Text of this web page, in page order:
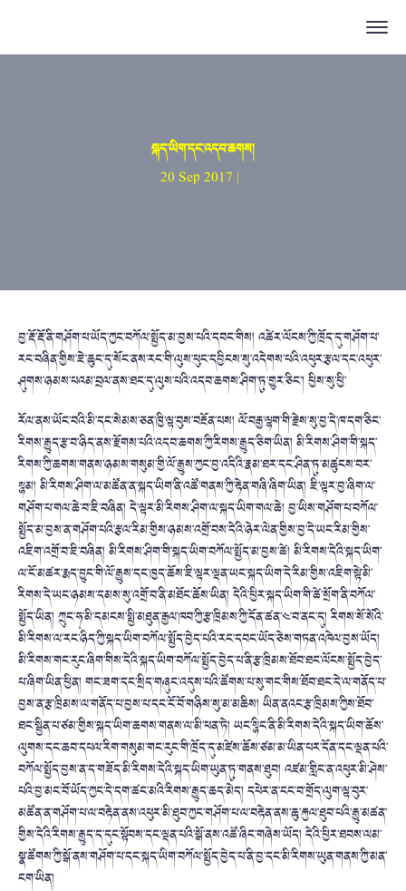
སྐད་ཡིག་དང་འདབ་ཆགས།
20 Sep 2017 |
བྱ་རྡོ་རྡོ་ནི་གཤོག་པ་ཡོད་ཀྱང་བཀོལ་སྤྱོད་མ་བྱས་པའི་དབང་གིས། འཚེར་ལོངས་ཀྱི་ཁྲོད་དུ་གཤོག་པ་
རང་བཞིན་གྱིས་ཇེ་ཆུང་དུ་སོང་ནས་རང་གི་ལུས་ཕུང་དབྱིངས་སུ་འདེགས་པའི་འཕུར་རྩལ་དང་འཕུར་
ཤུགས་ཉམས་པའམ་བྲལ་ནས་ཐང་དུ་ལུས་པའི་འདབ་ཆགས་ཤིག་ཏུ་གྱུར་ཅིང་། ཕྱིས་སུ་ཕྱི་
རོལ་ནས་ཡོང་བའི་མི་དང་སེམས་ཅན་ཁྱི་ལྟ་བུས་བརྔོན་པས། ལོ་བརྒྱ་ལྷག་གི་རྗེས་སུ་བྱ་དེ་ཁ་དག་ཅིང་
རིགས་རྒྱུད་རྩ་བ་ཉིད་ནས་རྫོགས་པའི་འདབ་ཆགས་ཀྱི་རིགས་རྒྱུད་ཅིག་ཡིན། མི་རིགས་ཤིག་གི་སྐད་
རིགས་ཀྱི་ཆགས་གནས་ཉམས་གསུམ་གྱི་ལོ་རྒྱུས་ཀྱང་བྱ་འདིའི་རྣམ་ཐར་དང་ཤིན་ཏུ་མཚུངས་བར་
སྙམ། མི་རིགས་ཤིག་ལ་མཚོན་ན་སྐད་ཡིག་ནི་འཚོ་གནས་ཀྱི་རྟེན་གཞི་ཞིག་ཡིན། ཇི་ལྟར་བྱ་ཞིག་ལ་
གཤོག་པ་གལ་ཆེ་བ་ཇི་བཞིན། དེ་ལྟར་མི་རིགས་ཤིག་ལ་སྐད་ཡིག་གལ་ཆེ། བྱ་ཡིས་གཤོག་པ་བཀོལ་
སྤྱོད་མ་བྱས་ན་གཤོག་པའི་རྩལ་རིམ་གྱིས་ཉམས་འགྲོ་བས་དེའི་ཉེར་ལེན་གྱིས་བྱ་དེ་ཡང་རིམ་གྱིས་
འཇིག་འགྲོ་བ་ཇི་བཞིན། མི་རིགས་ཤིག་གི་སྐད་ཡིག་བཀོལ་སྤྱོད་མ་བྱས་ཚེ། མི་རིགས་དེའི་སྐད་ཡིག་
ལ་ངོ་མཚར་རྨད་བྱུང་གི་ལོ་རྒྱུས་དང་ཁྱད་ཆོས་ཇི་ལྟར་ལྡན་ཡང་སྐད་ཡིག་དེ་རིམ་གྱིས་འཇིག་སྟེ་མི་
རིགས་དེ་ཡང་ཉམས་དམས་སུ་འགྲོ་བ་ནི་མཐོང་ཆོས་ཡིན། དེའི་ཕྱིར་སྐད་ཡིག་གི་ཚེ་སྲོག་ནི་བཀོལ་
སྤྱོད་ཡིན། ཀྲུང་ཧྭ་མི་དམངས་སྤྱི་མཐུན་རྒྱལ་ཁབ་ཀྱི་རྩ་ཁྲིམས་ཀྱི་དོན་ཚན་༤་བ་ནང་དུ། རིགས་སོ་སོའི་
མི་རིགས་ལ་རང་ཉིད་ཀྱི་སྐད་ཡིག་བཀོལ་སྤྱོད་བྱེད་པའི་རང་དབང་ཡོད་ཅེས་གཏན་འཁེལ་བྱས་ཡོད།
མི་རིགས་གང་རུང་ཞིག་གིས་དེའི་སྐད་ཡིག་བཀོལ་སྤྱོད་བྱེད་པ་ནི་རྩ་ཁྲིམས་ཐོབ་ཐང་ལོངས་སྤྱོད་བྱེད་
པ་ཞིག་ཡིན་ཕྱིན། གང་ཟག་དང་སྲིད་གཞུང་འདུས་པའི་ཚོགས་པ་སུ་གང་གིས་ཐོབ་ཐང་དེ་ལ་གནོད་པ་
བྱས་ན་རྩ་ཁྲིམས་ལ་གནོད་པ་བྱས་པ་དང་ངོ་བོ་གཉིས་སུ་མ་མཆིས། ཡིན་ནའང་རྩ་ཁྲིམས་ཀྱིས་ཐོབ་
ཐང་སྦྱིན་པ་ཙམ་གྱིས་སྐད་ཡིག་ཆགས་གནས་ལ་མི་ཕན་ཏེ། ཡང་སྙིང་ནི་མི་རིགས་དེའི་སྐད་ཡིག་ཆོས་
ལུགས་དང་ཆབ་དཔལ་རིག་གསུམ་གང་རུང་གི་ཁྲོད་དུ་མཛེས་ཆོས་ཙམ་མ་ཡིན་པར་དོན་དང་ལྡན་པའི་
བཀོལ་སྤྱོད་བྱས་ན་ད་གཟོད་མི་རིགས་དེའི་སྐད་ཡིག་ཡུན་ཏུ་གནས་ཐུབ། འཛམ་གླིང་ན་འཕུར་མི་ཤེས་
པའི་བྱ་མང་བོ་ཡོད་ཀྱང་དེ་དག་ཚང་མའི་རིགས་རྒྱུད་ཆད་མེད། དཔེར་ན་ངང་བ་གྲོད་ལུག་ལྟ་བུར་
མཚོན་ན་གཤོག་པ་ལ་བརྟེན་ནས་འཕུར་མི་ཐུབ་ཀྱང་གཤོག་པ་ལ་བརྟེན་ནས་ཆུ་རྐྱལ་ཐུབ་པའི་རྒྱུ་མཚན་
གྱིས་དེའི་རིགས་རྒྱུད་ད་དུང་སྟོབས་དང་ལྡན་པའི་སྒོ་ནས་འཚོ་ཞིང་གཞེས་ཡོད། དེའི་ཕྱིར་ཐབས་ལམ་
སྣ་ཚོགས་ཀྱི་སྒོ་ནས་གཤོག་པ་དང་སྐད་ཡིག་བཀོལ་སྤྱོད་བྱེད་པ་ནི་བྱ་དང་མི་རིགས་ཡུན་གནས་ཀྱི་མན་
ངག་ཡིན།